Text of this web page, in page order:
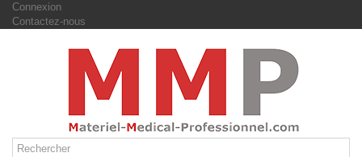
Connexion
Contactez-nous